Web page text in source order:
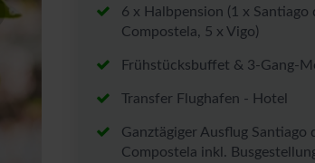
6 x Halbpension (1 x Santiago
Compostela, 5 x Vigo)
Frühstücksbuffet & 3-Gang-
Transfer Flughafen - Hotel
Ganztägiger Ausflug Santiago
Compostela inkl.